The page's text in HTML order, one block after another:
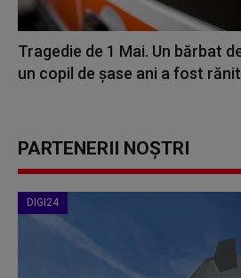
Tragedie de 1 Mai. Un bărbat
un copil de șase ani a fost
PARTENERII NOȘTRI
DIGI24